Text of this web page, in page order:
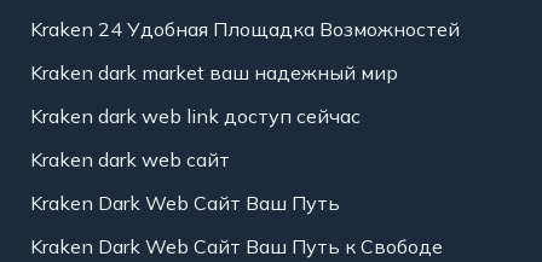
Kraken 24 Удобная Площадка Возможностей
Kraken dark market ваш надежный мир
Kraken dark web link доступ сейчас
Kraken dark web сайт
Kraken Dark Web Сайт Ваш Путь
Kraken Dark Web Сайт Ваш Путь к Свободе